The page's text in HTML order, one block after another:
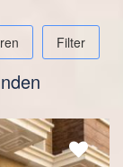
Filter